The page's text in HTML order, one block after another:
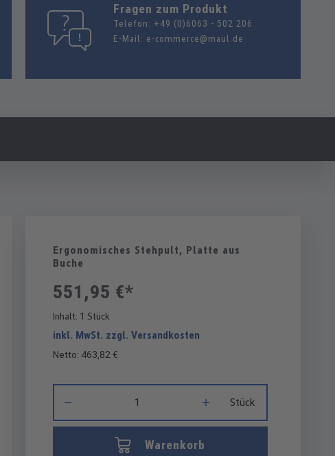
Fragen zum Produkt
Telefon: +49 (0)6063 - 502 206
E-Mail: e-commerce@maul.de
Ergonomisches Stehpult, Platte aus
Buche
551,95 €*
Inhalt: 1 Stück
inkl. MwSt. zzgl. Versandkosten
Netto: 463,82 €
Stück
Warenkorb